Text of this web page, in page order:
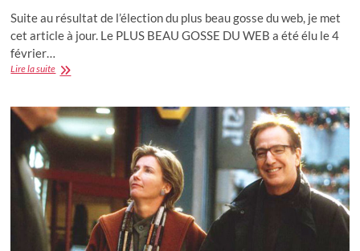
Suite au résultat de l’élection du plus beau gosse du web, je met
cet article à jour. Le PLUS BEAU GOSSE DU WEB a été élu le 4
février…
Lire la suiteLe
gosse
du
web
est
…